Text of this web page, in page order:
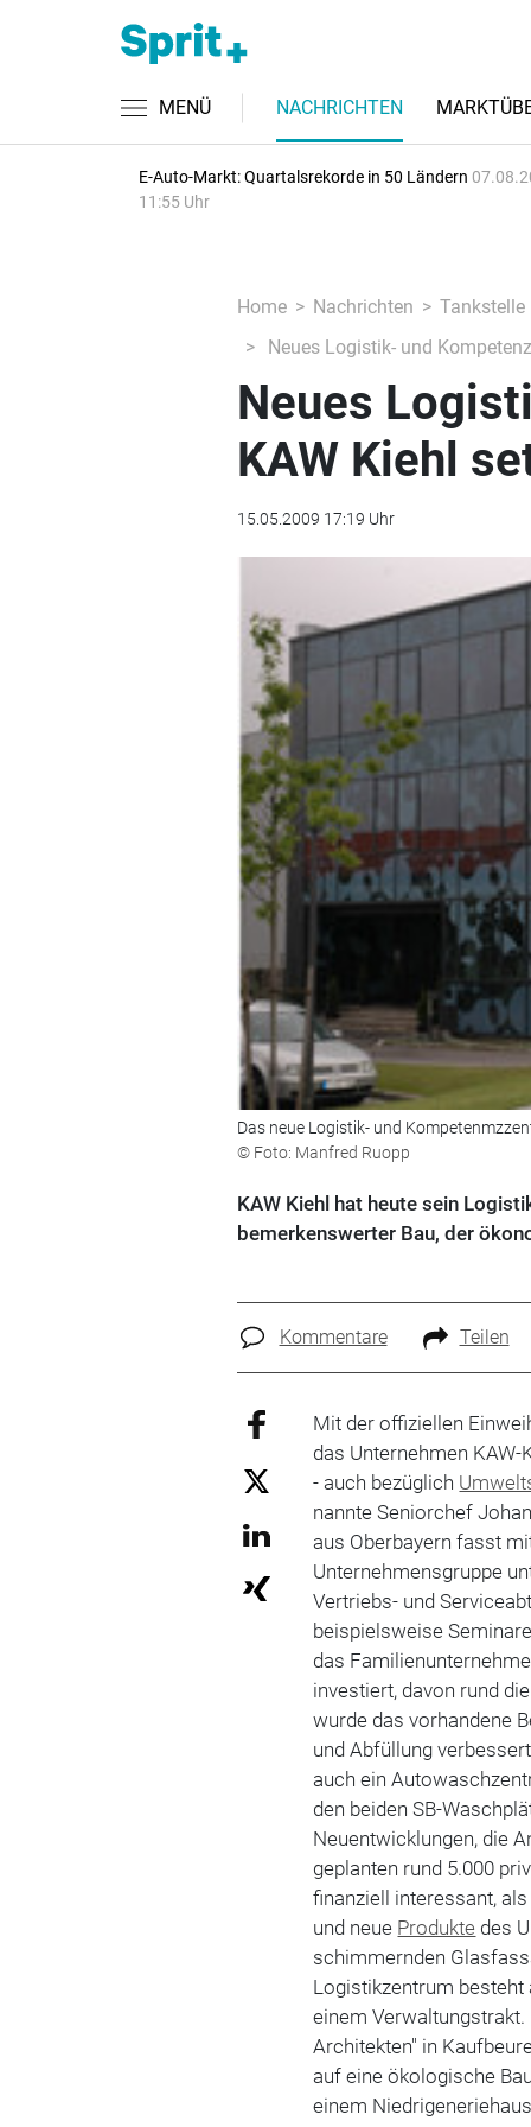
MENÜ NACHRICHTEN
E-Auto-Markt: Quartalsrekorde in 50 Ländern
11:55 Uhr
Home Nachrichten
Tankstelle
Neues Logistik- und
Neues
KAW Kiehl
15.05.2009 17:19 Uhr
Das neue Logistik- und
© Foto: Manfred Ruopp
KAW Kiehl hat heute sein
bemerkenswerter Bau, der
Kommentare Teilen
Mit der offiziellen
das Unternehmen KAW-
- auch bezüglich
nannte Seniorchef
aus Oberbayern fasst
Unternehmensgruppe
Vertriebs- und
beispielsweise
das
investiert, davon rund
wurde das vorhandene
und Abfüllung
auch ein
den beiden SB-
Neuentwicklungen, die
geplanten rund 5.000
finanziell interessant,
und neue Produkte des
schimmernden
Logistikzentrum besteht
einem
Architekten" in
auf eine ökologische
einem